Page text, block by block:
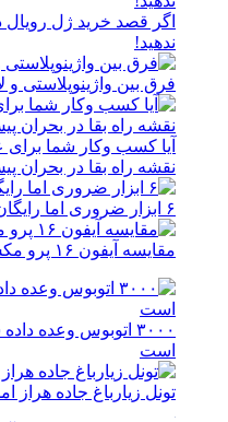
اگر قصد خرید ژل رویال
ندهید!
فرق بین واژینوپلاستی
آیا کسب وکار شما
نقشه راه بقا در بحران
۶ ابزار ضروری اما رایگان برای ترید موفق در فارکس
مقایسه آیفون ۱۶ پرو مکس با سایر پرچمداران بازار
۳۰۰۰ اتوبوس وعده
است
تونل زیارباغ جاده